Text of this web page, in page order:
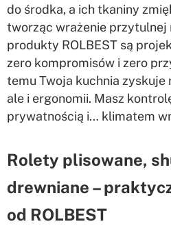
do środka, a ich tkaniny
tworząc wrażenie przytulnej
produkty ROLBEST są
zero kompromisów i zero
temu Twoja kuchnia zyskuje
ale i ergonomii. Masz
prywatnością i… klimatem
Rolety plisowane,
drewniane –
od ROLBEST